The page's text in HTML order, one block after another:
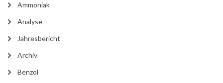
Ammoniak
Analyse
Jahresbericht
Archiv
Benzol